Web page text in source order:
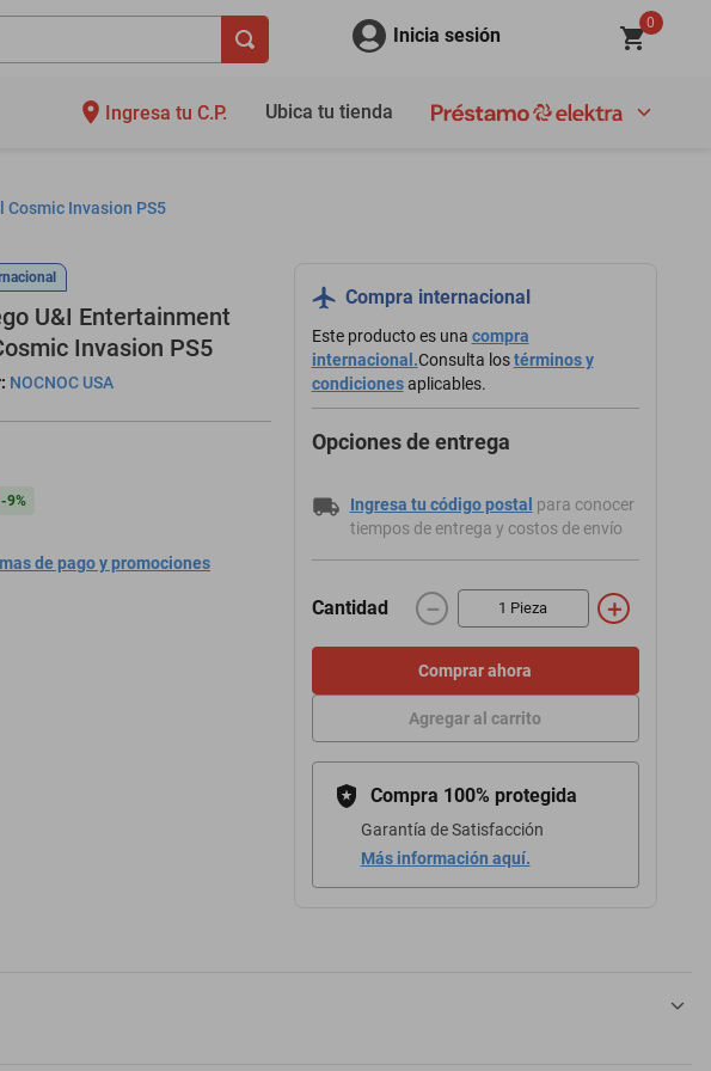
Inicia sesión
0
Ingresa tu C.P. Ubica tu tienda
Invasion PS5
U&I Entertainment
Invasion PS5
NOCNOC USA
-9%
de pago y promociones
Compra internacional
Este producto es una compra
internacional.Consulta los términos y
condiciones aplicables.
Opciones de entrega
Ingresa tu código postal para conocer
tiempos de entrega y costos de envío
Cantidad ＋
－
Comprar ahora
Agregar al carrito
Compra 100% protegida
Garantía de Satisfacción
Más información aquí.